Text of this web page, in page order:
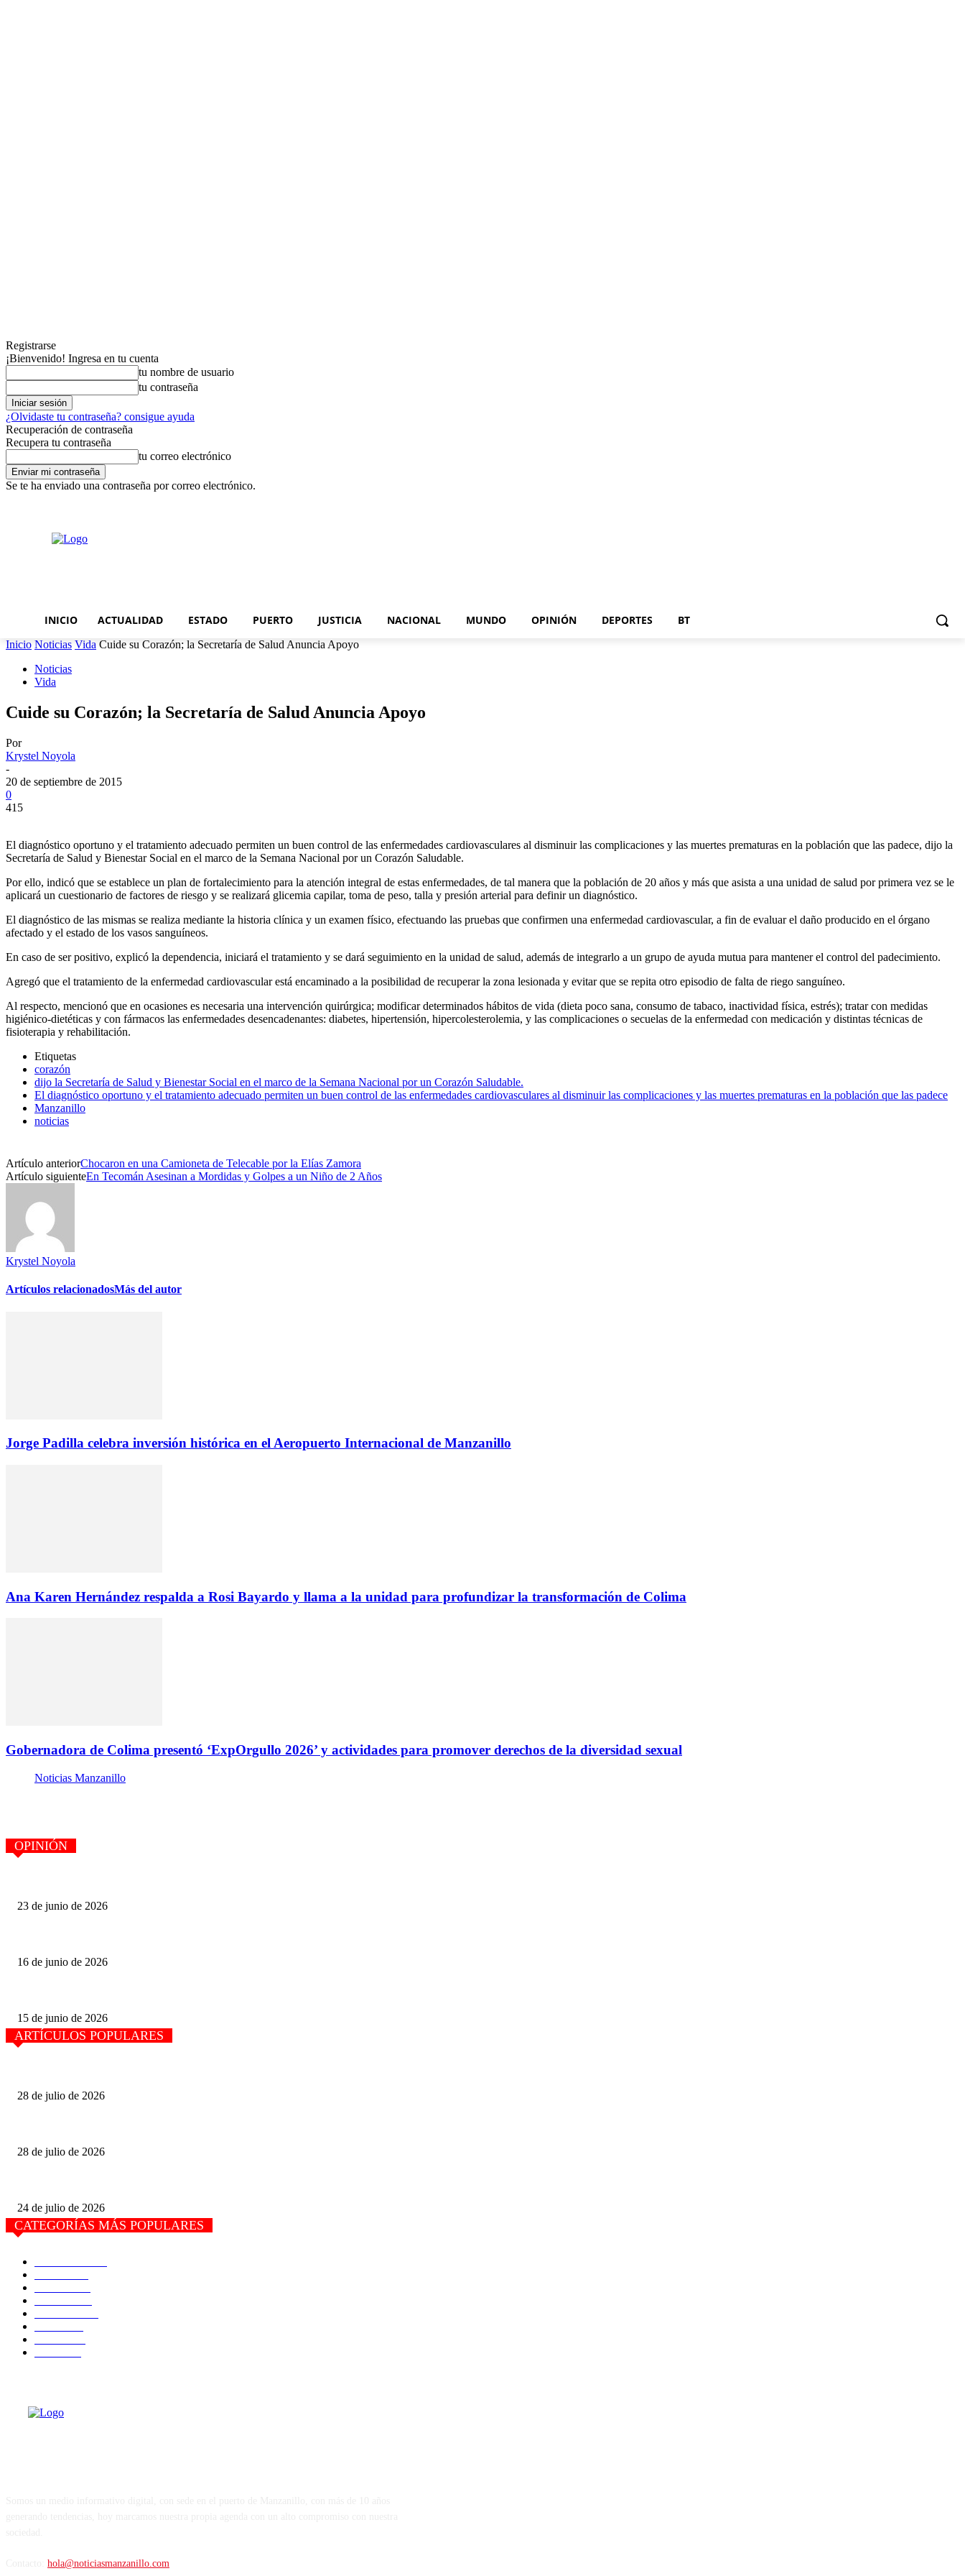
Registrarse
¡Bienvenido! Ingresa en tu cuenta
tu nombre de usuario
tu contraseña
¿Olvidaste tu contraseña? consigue ayuda
Recuperación de contraseña
Recupera tu contraseña
tu correo electrónico
Se te ha enviado una contraseña por correo electrónico.
INICIO ACTUALIDAD ESTADO PUERTO JUSTICIA NACIONAL MUNDO OPINIÓN DEPORTES BT
Inicio Noticias Vida Cuide su Corazón; la Secretaría de Salud Anuncia Apoyo
Noticias
Vida
Cuide su Corazón; la Secretaría de Salud Anuncia Apoyo
Por
Krystel Noyola
-
20 de septiembre de 2015
0
415
El diagnóstico oportuno y el tratamiento adecuado permiten un buen control de las enfermedades cardiovasculares al disminuir las complicaciones y las muertes prematuras en la población que las padece, dijo la
Secretaría de Salud y Bienestar Social en el marco de la Semana Nacional por un Corazón Saludable.
Por ello, indicó que se establece un plan de fortalecimiento para la atención integral de estas enfermedades, de tal manera que la población de 20 años y más que asista a una unidad de salud por primera vez se le
aplicará un cuestionario de factores de riesgo y se realizará glicemia capilar, toma de peso, talla y presión arterial para definir un diagnóstico.
El diagnóstico de las mismas se realiza mediante la historia clínica y un examen físico, efectuando las pruebas que confirmen una enfermedad cardiovascular, a fin de evaluar el daño producido en el órgano
afectado y el estado de los vasos sanguíneos.
En caso de ser positivo, explicó la dependencia, iniciará el tratamiento y se dará seguimiento en la unidad de salud, además de integrarlo a un grupo de ayuda mutua para mantener el control del padecimiento.
Agregó que el tratamiento de la enfermedad cardiovascular está encaminado a la posibilidad de recuperar la zona lesionada y evitar que se repita otro episodio de falta de riego sanguíneo.
Al respecto, mencionó que en ocasiones es necesaria una intervención quirúrgica; modificar determinados hábitos de vida (dieta poco sana, consumo de tabaco, inactividad física, estrés); tratar con medidas
higiénico-dietéticas y con fármacos las enfermedades desencadenantes: diabetes, hipertensión, hipercolesterolemia, y las complicaciones o secuelas de la enfermedad con medicación y distintas técnicas de
fisioterapia y rehabilitación.
Etiquetas
corazón
dijo la Secretaría de Salud y Bienestar Social en el marco de la Semana Nacional por un Corazón Saludable.
El diagnóstico oportuno y el tratamiento adecuado permiten un buen control de las enfermedades cardiovasculares al disminuir las complicaciones y las muertes prematuras en la población que las padece
Manzanillo
noticias
Artículo anteriorChocaron en una Camioneta de Telecable por la Elías Zamora
Artículo siguienteEn Tecomán Asesinan a Mordidas y Golpes a un Niño de 2 Años
Krystel Noyola
Artículos relacionadosMás del autor
Jorge Padilla celebra inversión histórica en el Aeropuerto Internacional de Manzanillo
Ana Karen Hernández respalda a Rosi Bayardo y llama a la unidad para profundizar la transformación de Colima
Gobernadora de Colima presentó ‘ExpOrgullo 2026’ y actividades para promover derechos de la diversidad sexual
Noticias Manzanillo
OPINIÓN
23 de junio de 2026
16 de junio de 2026
15 de junio de 2026
ARTÍCULOS POPULARES
28 de julio de 2026
28 de julio de 2026
24 de julio de 2026
CATEGORÍAS MÁS POPULARES
hola@noticiasmanzanillo.com